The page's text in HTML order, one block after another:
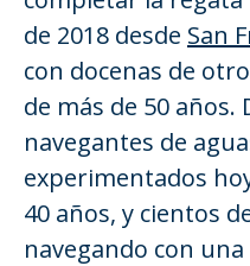
de 2018 desde San
con docenas de
de más de 50 años.
navegantes de
experimentados
40 años, y cientos
navegando con